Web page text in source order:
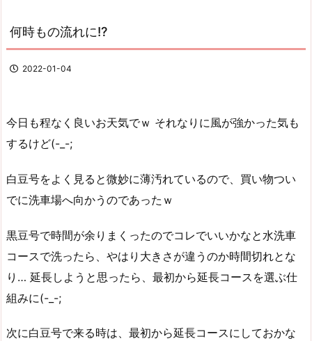
何時もの流れに!?
2022-01-04
今日も程なく良いお天気でｗ それなりに風が強かった気も
するけど(-_-;
白豆号をよく見ると微妙に薄汚れているので、買い物つい
でに洗車場へ向かうのであったｗ
黒豆号で時間が余りまくったのでコレでいいかなと水洗車
コースで洗ったら、やはり大きさが違うのか時間切れとな
り… 延長しようと思ったら、最初から延長コースを選ぶ仕
組みに(-_-;
次に白豆号で来る時は、最初から延長コースにしておかな